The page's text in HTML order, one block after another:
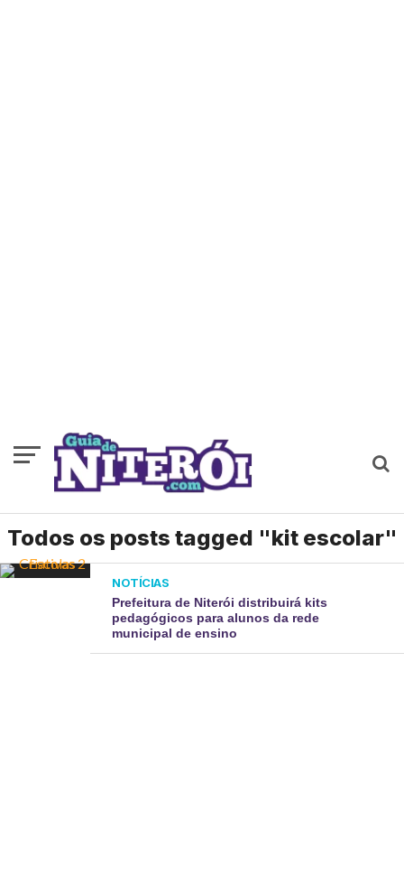
Todos os posts tagged "kit escolar"
NOTÍCIAS
Prefeitura de Niterói distribuirá kits
pedagógicos para alunos da rede
municipal de ensino